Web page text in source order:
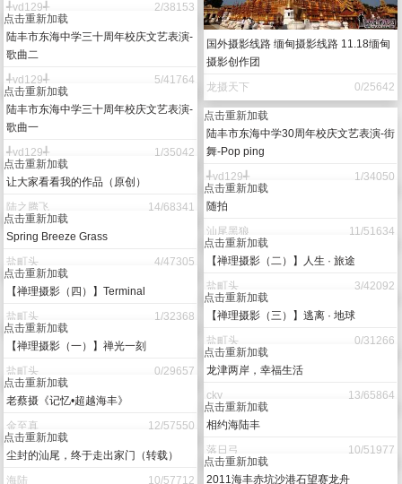
国外摄影线路 缅甸摄影线路 11.18缅甸
摄影创作团
龙摄天下
0/25642
╃yd129╃
2/38153
点击重新加载
陆丰市东海中学三十周年校庆文艺表演-
歌曲二
╃yd129╃
5/41764
点击重新加载
陆丰市东海中学三十周年校庆文艺表演-
歌曲一
╃yd129╃
1/35042
点击重新加载
陆丰市东海中学30周年校庆文艺表演-街
舞-Pop ping
╃yd129╃
1/34050
点击重新加载
让大家看看我的作品（原创）
陆之腾飞
14/68341
点击重新加载
随拍
汕尾黑狼
11/51634
点击重新加载
Spring Breeze Grass
盐町头
4/47305
点击重新加载
【禅理摄影（二）】人生 · 旅途
盐町头
3/42092
点击重新加载
【禅理摄影（四）】Terminal
盐町头
1/32368
点击重新加载
【禅理摄影（三）】逃离 · 地球
盐町头
0/31266
点击重新加载
【禅理摄影（一）】禅光一刻
盐町头
0/29657
点击重新加载
龙津两岸，幸福生活
cky
13/65864
点击重新加载
老蔡摄《记忆•超越海丰》
金至真
12/57550
点击重新加载
相约海陆丰
落日弓
10/51977
点击重新加载
尘封的汕尾，终于走出家门（转载）
海陆
10/57712
点击重新加载
2011海丰赤坑沙港石望赛龙舟